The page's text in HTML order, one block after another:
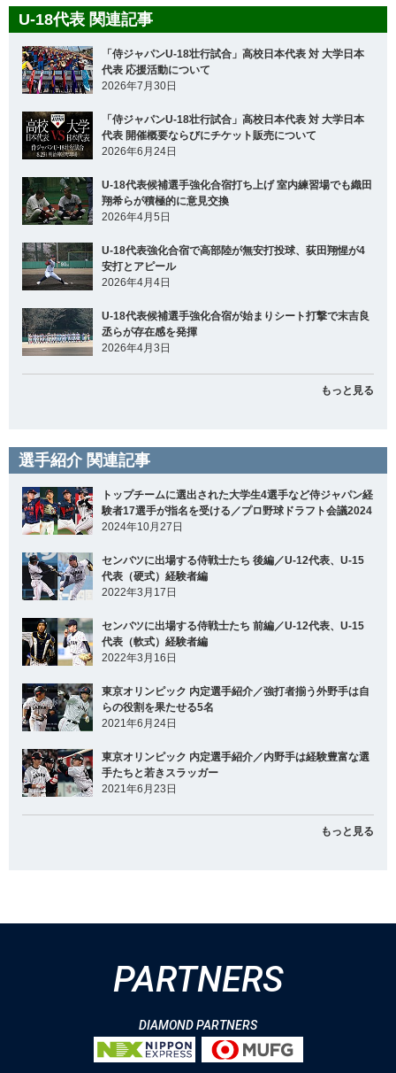
U-18代表 関連記事
「侍ジャパンU-18壮行試合」高校日本代表 対 大学日本
代表 応援活動について
2026年7月30日
「侍ジャパンU-18壮行試合」高校日本代表 対 大学日本
代表 開催概要ならびにチケット販売について
2026年6月24日
U-18代表候補選手強化合宿打ち上げ 室内練習場でも織田
翔希らが積極的に意見交換
2026年4月5日
U-18代表強化合宿で高部陸が無安打投球、荻田翔惺が4
安打とアピール
2026年4月4日
U-18代表候補選手強化合宿が始まりシート打撃で末吉良
丞らが存在感を発揮
2026年4月3日
もっと見る
選手紹介 関連記事
トップチームに選出された大学生4選手など侍ジャパン経
験者17選手が指名を受ける／プロ野球ドラフト会議2024
2024年10月27日
センバツに出場する侍戦士たち 後編／U-12代表、U-15
代表（硬式）経験者編
2022年3月17日
センバツに出場する侍戦士たち 前編／U-12代表、U-15
代表（軟式）経験者編
2022年3月16日
東京オリンピック 内定選手紹介／強打者揃う外野手は自
らの役割を果たせる5名
2021年6月24日
東京オリンピック 内定選手紹介／内野手は経験豊富な選
手たちと若きスラッガー
2021年6月23日
もっと見る
PARTNERS
DIAMOND PARTNERS